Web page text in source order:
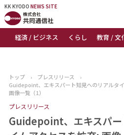
KK KYODO NEWS SITE
経済 / ビジネス くらし 教育 / 文
KK KYODONEWS SITE
トップページ
ニュース
おすすめコンテンツ
トップ › プレスリリース
›
Guidepoint、エキスパート知見へのリアルタ
画像一覧（1）
プレスリリース
Guidepoint、エキスパー